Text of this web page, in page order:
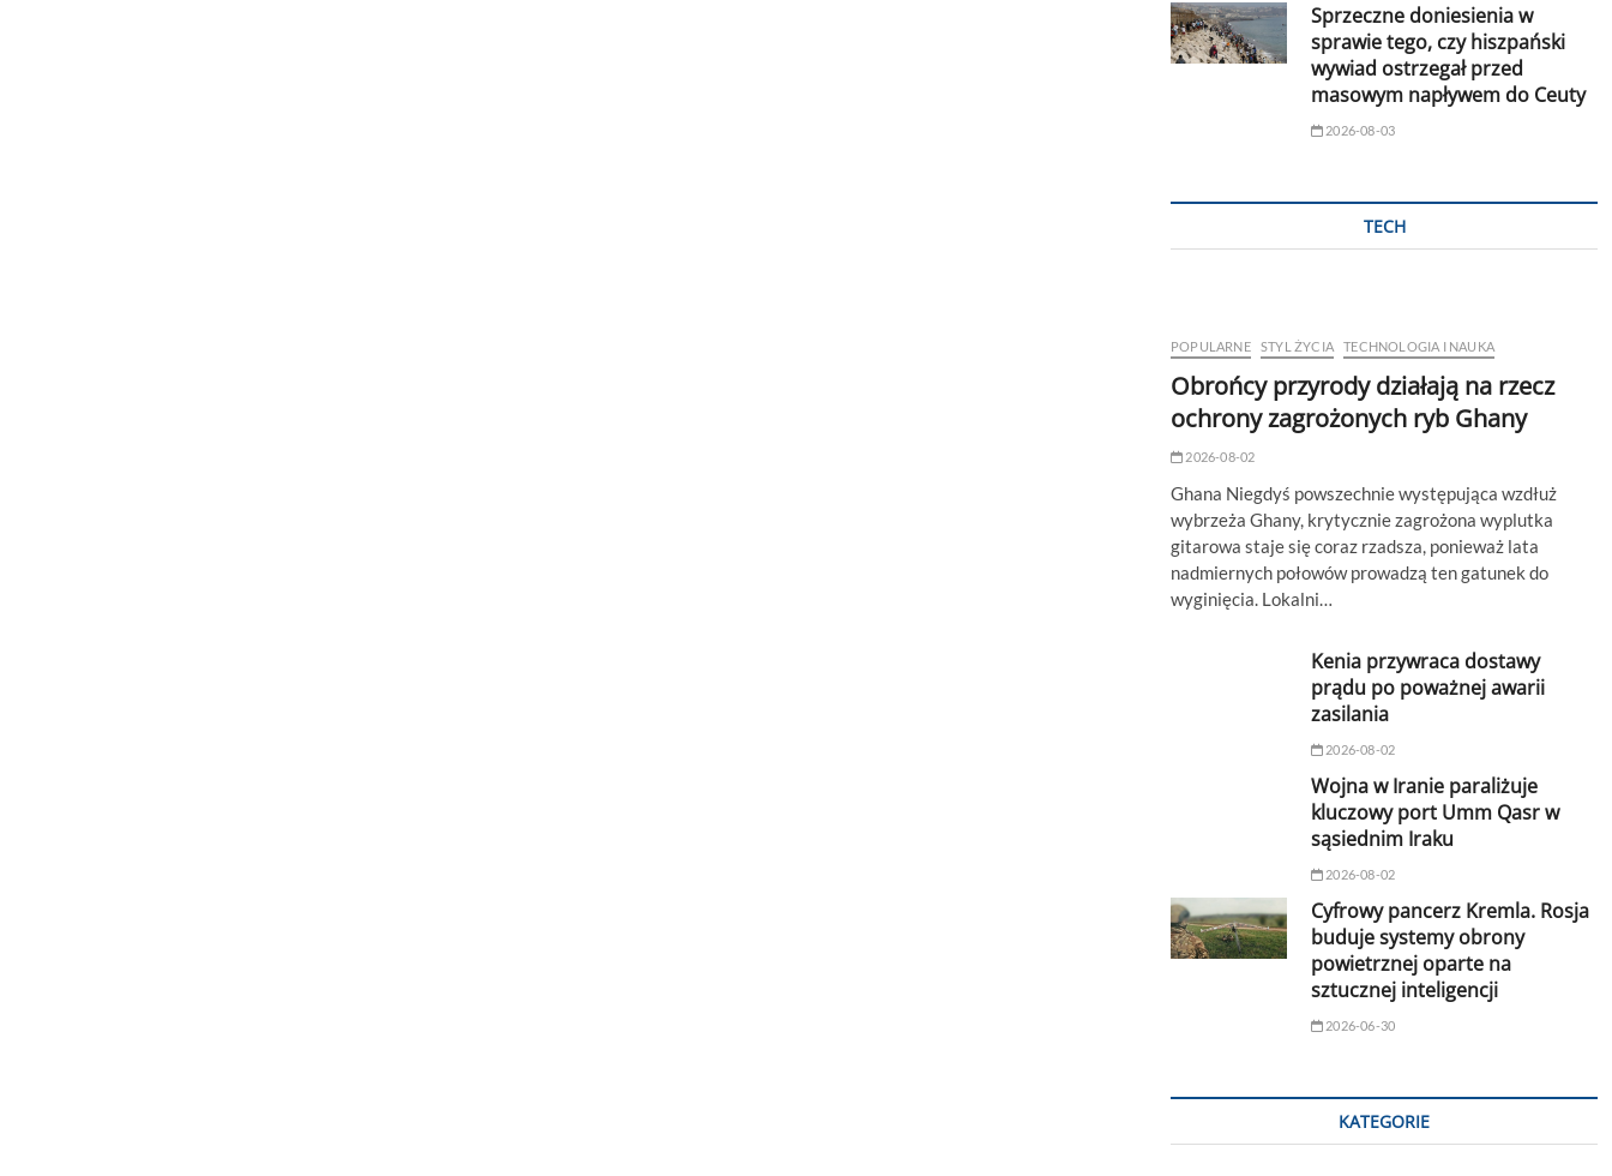
Sprzeczne doniesienia w
sprawie tego, czy hiszpański
wywiad ostrzegał przed
masowym napływem do Ceuty
2026-08-03
TECH
POPULARNE STYL ŻYCIA TECHNOLOGIA I NAUKA
Obrońcy przyrody działają na rzecz
ochrony zagrożonych ryb Ghany
2026-08-02
Ghana Niegdyś powszechnie występująca wzdłuż
wybrzeża Ghany, krytycznie zagrożona wyplutka
gitarowa staje się coraz rzadsza, ponieważ lata
nadmiernych połowów prowadzą ten gatunek do
wyginięcia. Lokalni…
Kenia przywraca dostawy
prądu po poważnej awarii
zasilania
2026-08-02
Wojna w Iranie paraliżuje
kluczowy port Umm Qasr w
sąsiednim Iraku
2026-08-02
Cyfrowy pancerz Kremla. Rosja
buduje systemy obrony
powietrznej oparte na
sztucznej inteligencji
2026-06-30
KATEGORIE